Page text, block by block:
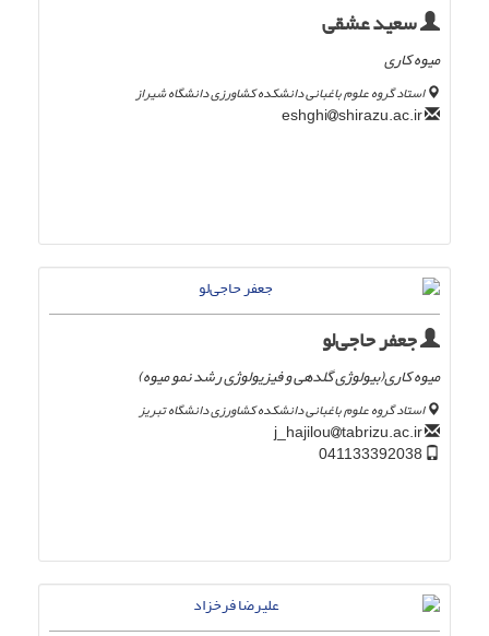
سعید عشقی
میوه کاری
استاد گروه علوم باغبانی دانشکده کشاورزی دانشگاه شیراز
shirazu.ac.ir
جعفر حاجی‌لو
میوه کاری(بیولوژی گلدهی و فیزیولوژی رشد نمو میوه)
استاد گروه علوم باغبانی دانشکده کشاورزی دانشگاه تبریز
tabrizu.ac.ir